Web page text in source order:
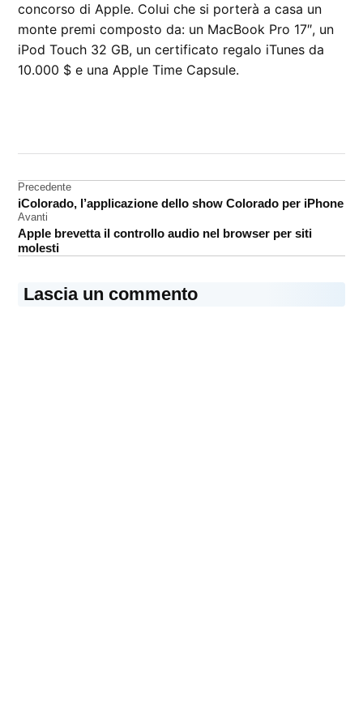
concorso di Apple. Colui che si porterà a casa un
monte premi composto da: un MacBook Pro 17″, un
iPod Touch 32 GB, un certificato regalo iTunes da
10.000 $ e una Apple Time Capsule.
Navigazione
articoli
Precedente
iColorado, l’applicazione dello show Colorado per iPhone
Avanti
Apple brevetta il controllo audio nel browser per siti
molesti
Lascia un commento